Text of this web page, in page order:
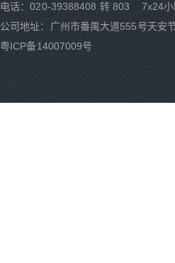
电话：020-39388408 转 803 7x24
公司地址：广州市番禺大道555号天安
粤ICP备14007009号